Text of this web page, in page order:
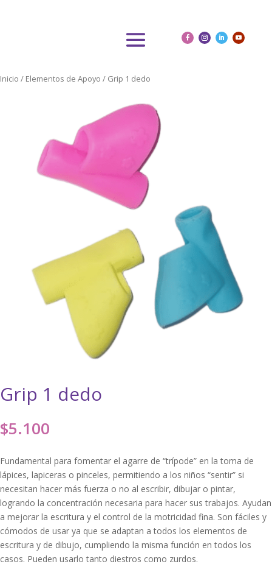
Inicio / Elementos de Apoyo / Grip 1 dedo
Grip 1 dedo
$5.100
Fundamental para fomentar el agarre de “trípode” en la toma de
lápices, lapiceras o pinceles, permitiendo a los niños “sentir” si
necesitan hacer más fuerza o no al escribir, dibujar o pintar,
logrando la concentración necesaria para hacer sus trabajos. Ayudan
a mejorar la escritura y el control de la motricidad fina. Son fáciles y
cómodos de usar ya que se adaptan a todos los elementos de
escritura y de dibujo, cumpliendo la misma función en todos los
casos. Pueden usarlo tanto diestros como zurdos.